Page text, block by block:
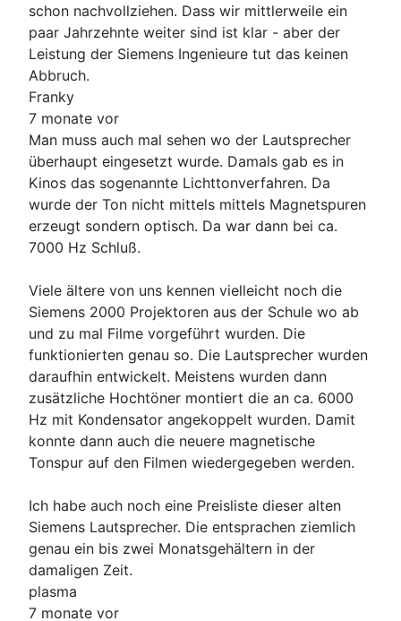
schon nachvollziehen. Dass wir mittlerweile ein
paar Jahrzehnte weiter sind ist klar - aber der
Leistung der Siemens Ingenieure tut das keinen
Abbruch.
Franky
7 monate vor
Man muss auch mal sehen wo der Lautsprecher
überhaupt eingesetzt wurde. Damals gab es in
Kinos das sogenannte Lichttonverfahren. Da
wurde der Ton nicht mittels mittels Magnetspuren
erzeugt sondern optisch. Da war dann bei ca.
7000 Hz Schluß.
Viele ältere von uns kennen vielleicht noch die
Siemens 2000 Projektoren aus der Schule wo ab
und zu mal Filme vorgeführt wurden. Die
funktionierten genau so. Die Lautsprecher wurden
daraufhin entwickelt. Meistens wurden dann
zusätzliche Hochtöner montiert die an ca. 6000
Hz mit Kondensator angekoppelt wurden. Damit
konnte dann auch die neuere magnetische
Tonspur auf den Filmen wiedergegeben werden.
Ich habe auch noch eine Preisliste dieser alten
Siemens Lautsprecher. Die entsprachen ziemlich
genau ein bis zwei Monatsgehältern in der
damaligen Zeit.
plasma
7 monate vor